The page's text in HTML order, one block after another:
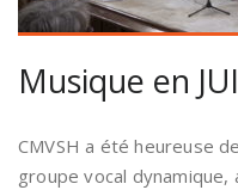
Musique en
CMVSH a été heureuse
groupe vocal dynamique,